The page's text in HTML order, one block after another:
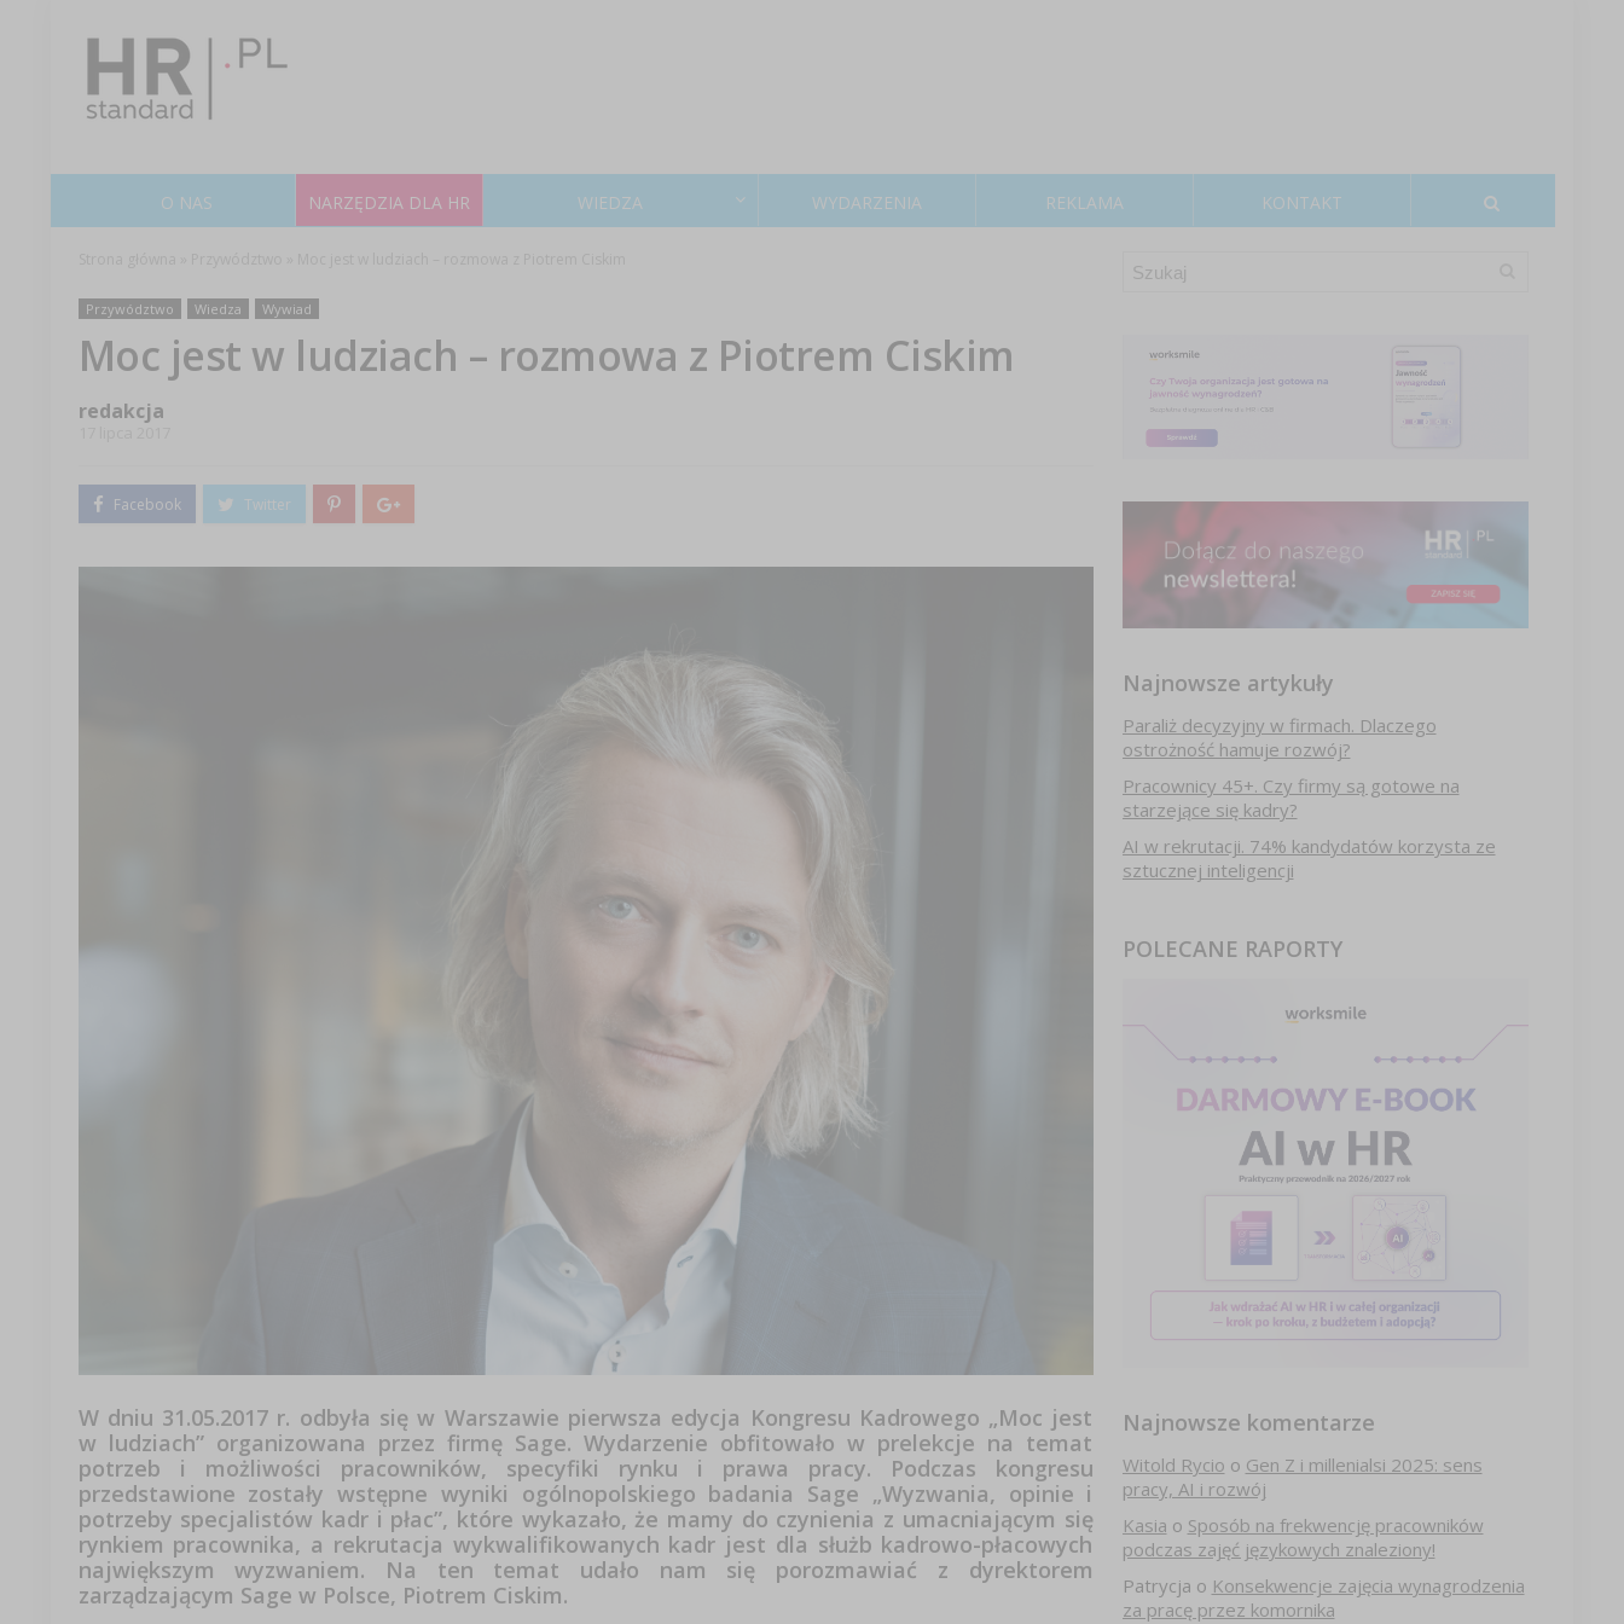
O NAS NARZĘDZIA DLA HR WIEDZA WYDARZENIA REKLAMA KONTAKT
Przywództwo Wiedza Wywiad
Moc jest w ludziach – rozmowa z Piotrem Ciskim
redakcja
W dniu 31.05.2017 r. odbyła się w Warszawie pierwsza edycja Kongresu Kadrowego „Moc jest
w ludziach” organizowana przez firmę Sage. Wydarzenie obfitowało w prelekcje na temat
potrzeb i możliwości pracowników, specyfiki rynku i prawa pracy. Podczas kongresu
przedstawione zostały wstępne wyniki ogólnopolskiego badania Sage „Wyzwania, opinie i
potrzeby specjalistów kadr i płac”, które wykazało, że mamy do czynienia z umacniającym się
rynkiem pracownika, a rekrutacja wykwalifikowanych kadr jest dla służb kadrowo-płacowych
największym wyzwaniem. Na ten temat udało nam się porozmawiać z dyrektorem
zarządzającym Sage w Polsce, Piotrem Ciskim.
Najnowsze artykuły
Paraliż decyzyjny w firmach. Dlaczego
ostrożność hamuje rozwój?
Pracownicy 45+. Czy firmy są gotowe na
starzejące się kadry?
AI w rekrutacji. 74% kandydatów korzysta ze
sztucznej inteligencji
POLECANE RAPORTY
Najnowsze komentarze
Witold Rycio o Gen Z i millenialsi 2025: sens
pracy, AI i rozwój
Kasia o Sposób na frekwencję pracowników
podczas zajęć językowych znaleziony!
Patrycja o Konsekwencje zajęcia wynagrodzenia
za pracę przez komornika